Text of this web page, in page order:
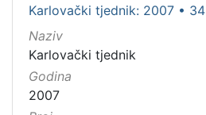
Karlovački tjednik: 2007 • 34
Naziv
Karlovački tjednik
Godina
2007